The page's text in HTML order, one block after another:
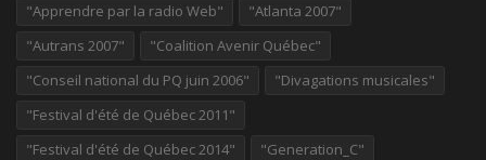
"Apprendre par la radio Web"
"Atlanta 2007"
"Autrans 2007"
"Coalition Avenir Québec"
"Conseil national du PQ juin 2006"
"Divagations musicales"
"Festival d'été de Québec 2011"
"Festival d'été de Québec 2014"
"Generation_C"